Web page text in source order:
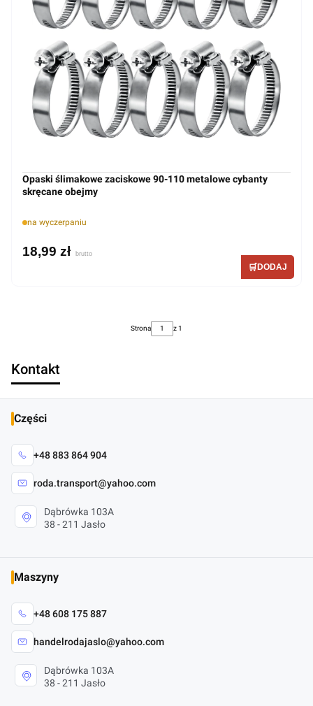
Opaski ślimakowe zaciskowe 90-110 metalowe cybanty
skręcane obejmy
na wyczerpaniu
18,99 zł
Strona z 1
Kontakt
Części
+48 883 864 904
roda.transport@yahoo.com
Dąbrówka 103A
38 - 211 Jasło
Maszyny
+48 608 175 887
handelrodajaslo@yahoo.com
Dąbrówka 103A
38 - 211 Jasło